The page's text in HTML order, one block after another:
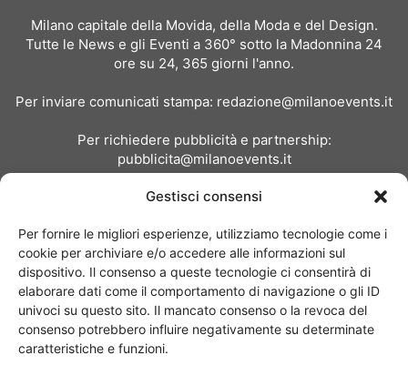
Gestisci consensi
Per fornire le migliori esperienze, utilizziamo tecnologie come i
cookie per archiviare e/o accedere alle informazioni sul
dispositivo. Il consenso a queste tecnologie ci consentirà di
elaborare dati come il comportamento di navigazione o gli ID
univoci su questo sito. Il mancato consenso o la revoca del
consenso potrebbero influire negativamente su determinate
caratteristiche e funzioni.
Milano capitale della Movida, della Moda e del Design.
Tutte le News e gli Eventi a 360° sotto la Madonnina 24
ore su 24, 365 giorni l'anno.
Per inviare comunicati stampa: redazione@milanoevents.it
Per richiedere pubblicità e partnership:
pubblicita@milanoevents.it
Chi siamo I Nostri Clienti